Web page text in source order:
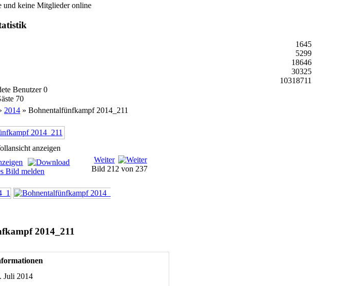
und keine Mitglieder online
1645
5299
18646
30325
10318711
Benutzer 0
70
2014 » Bohnentalfünfkampf 2014_211
Weiter
Bild 212 von 237
2014_211
Juli 2014